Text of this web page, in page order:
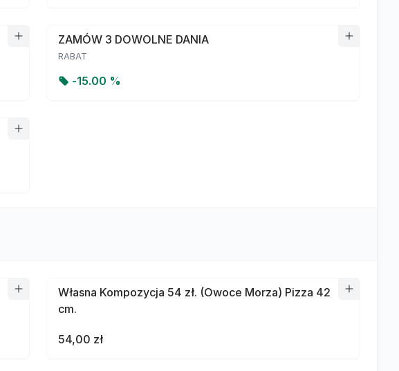
ZAMÓW 3 DOWOLNE DANIA
RABAT
-15.00 %
Własna Kompozycja 54 zł. (Owoce Morza) Pizza 42
cm.
54,00 zł